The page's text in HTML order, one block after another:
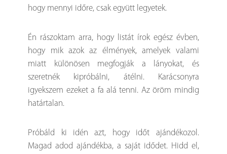
hogy mennyi időre, csak együtt legyetek.
Én rászoktam arra, hogy listát írok egész évben,
hogy mik azok az élmények, amelyek valami
miatt különösen megfogják a lányokat, és
szeretnék kipróbálni, átélni. Karácsonyra
igyekszem ezeket a fa alá tenni. Az öröm mindig
határtalan.
Próbáld ki idén azt, hogy időt ajándékozol.
Magad adod ajándékba, a saját idődet. Hidd el,